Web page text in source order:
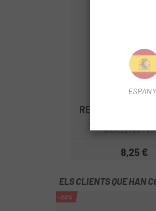
RELBER
BICICLETES 1
Preu
8,25 €
ELS CLIENTS QUE HAN
-20%